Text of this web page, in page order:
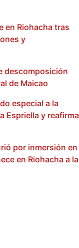
en Riohacha tras
y
descomposición
de Maicao
especial a la
Espriella y reafirma
por inmersión en
en Riohacha a la